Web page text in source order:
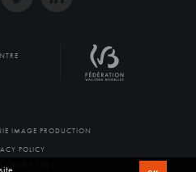
IMAGE PRODUCTION
POLICY
BY SFD